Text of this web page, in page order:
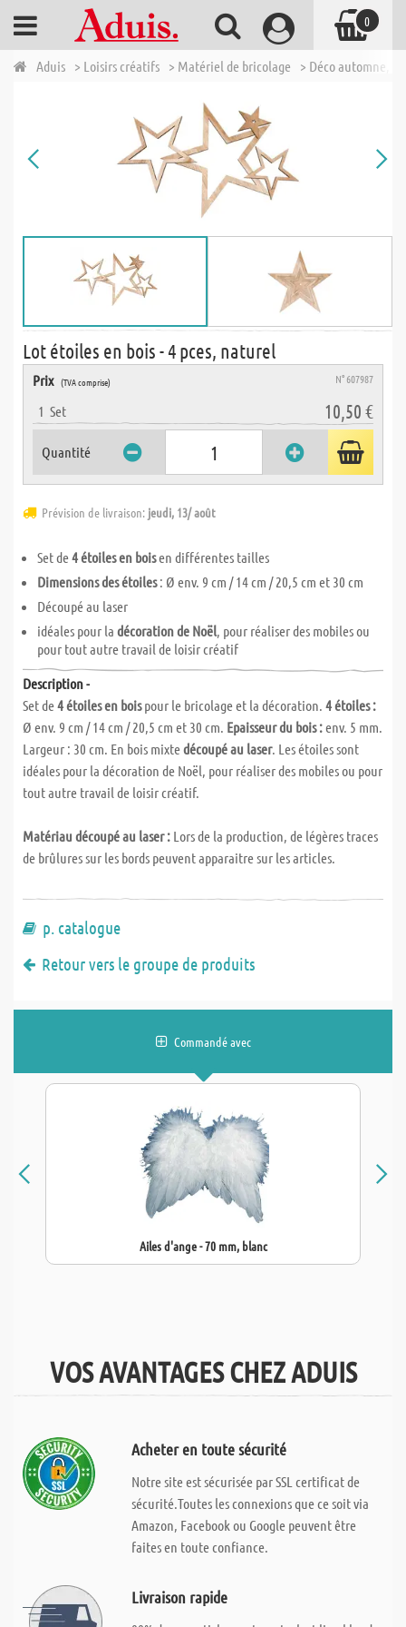
Aduis > Loisirs créatifs > Matériel de bricolage > Déco automne,
Lot étoiles en bois - 4 pces, naturel
Prix (TVA comprise) N° 607987
1 Set 10,50 €
Quantité
Prévision de livraison: jeudi, 13/ août
Set de4 étoiles en boisen différentes tailles
Dimensions des étoiles: Ø env. 9 cm / 14 cm / 20,5 cm et 30 cm
Découpé au laser
idéales pour la décoration de Noël, pour réaliser des mobiles ou
pour tout autre travail de loisir créatif
Description -
Set de4 étoiles en boispour le bricolage et la décoration. 4 étoiles :
Ø env. 9 cm / 14 cm / 20,5 cm et 30 cm. Epaisseur du bois :env. 5 mm.
Largeur : 30 cm. En bois mixtedécoupé au laser. Les étoiles sont
idéales pour la décoration de Noël, pour réaliser des mobiles ou pour
tout autre travail de loisir créatif.
Matériau découpé au laser : Lors de la production, de légères traces
de brûlures sur les bords peuvent apparaitre sur les articles.
p. catalogue
Retour vers le groupe de produits
Commandé avec
Ailes d'ange - 70 mm, blanc
VOS AVANTAGES CHEZ ADUIS
Acheter en toute sécurité
Notre site est sécurisée par SSL certificat de
sécurité.Toutes les connexions que ce soit via
Amazon, Facebook ou Google peuvent être
faites en toute confiance.
Livraison rapide
0